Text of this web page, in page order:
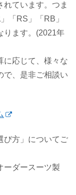
ています。つま
「RS」「RB」
ります。(2021年
応じて、様々な
で、是非ご相談い
方」についてご
ーダースーツ製